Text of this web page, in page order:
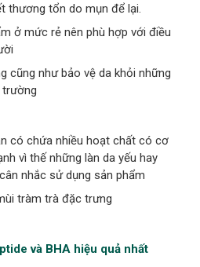
thương tổn do mụn để lại.
ở mức rẻ nên phù hợp với điều
cũng như bảo vệ da khỏi những
có chứa nhiều hoạt chất có cơ
vì thế những làn da yếu hay
nhắc sử dụng sản phẩm
tràm trà đặc trưng
và BHA hiệu quả nhất